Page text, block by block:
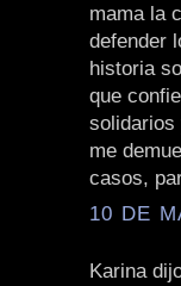
mama la
defender
historia
que
solidarios
me
casos,
10 DE
Karina